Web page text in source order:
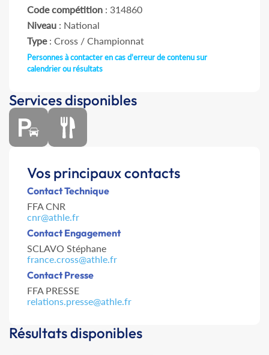
Code compétition : 314860
Niveau : National
Type: Cross / Championnat
Personnes à contacter en cas d'erreur de contenu sur
calendrier ou résultats
Services disponibles
Vos principaux contacts
Contact Technique
FFA CNR
cnr@athle.fr
Contact Engagement
SCLAVO Stéphane
france.cross@athle.fr
Contact Presse
FFA PRESSE
relations.presse@athle.fr
Résultats disponibles